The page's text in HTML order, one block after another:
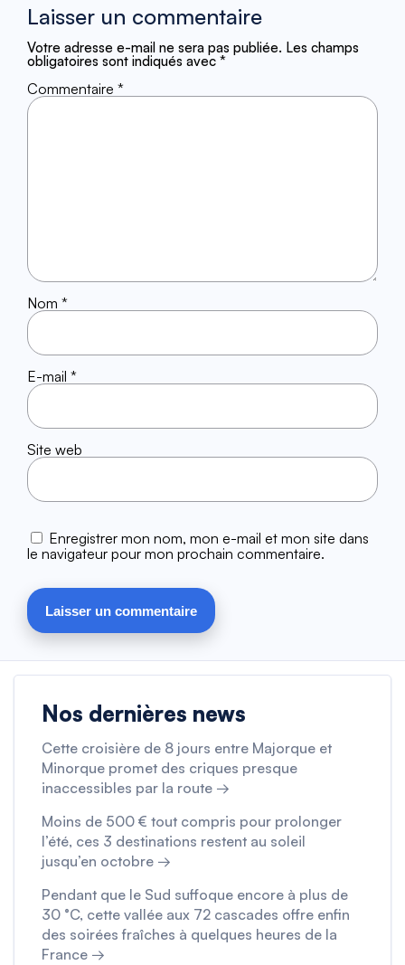
Laisser un commentaire
Votre adresse e-mail ne sera pas publiée. Les champs
obligatoires sont indiqués avec *
Commentaire *
Nom *
E-mail *
Site web
Enregistrer mon nom, mon e-mail et mon site dans
le navigateur pour mon prochain commentaire.
Nos dernières news
Cette croisière de 8 jours entre Majorque et
Minorque promet des criques presque
inaccessibles par la route →
Moins de 500 € tout compris pour prolonger
l’été, ces 3 destinations restent au soleil
jusqu’en octobre →
Pendant que le Sud suffoque encore à plus de
30 °C, cette vallée aux 72 cascades offre enfin
des soirées fraîches à quelques heures de la
France →